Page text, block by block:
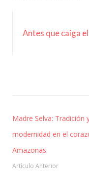
Antes que caiga
Madre Selva: Tradición
modernidad en el
Amazonas
Artículo Anterior